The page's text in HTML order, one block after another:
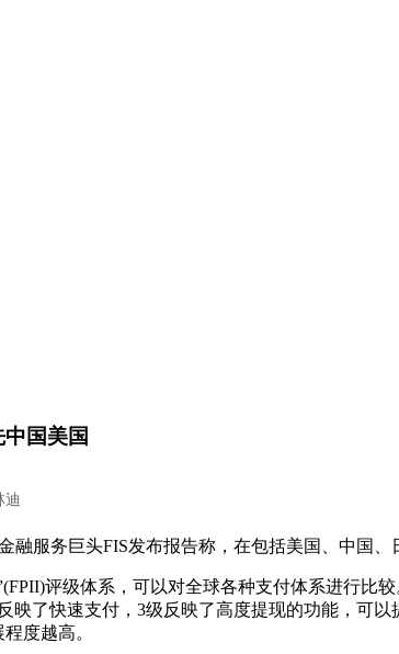
国美国
融服务巨头FIS发布报告称，在包括美国、中国
评级体系，可以对全球各种支付体系进行比
映了快速支付，3级反映了高度提现的功能，可
度越高。